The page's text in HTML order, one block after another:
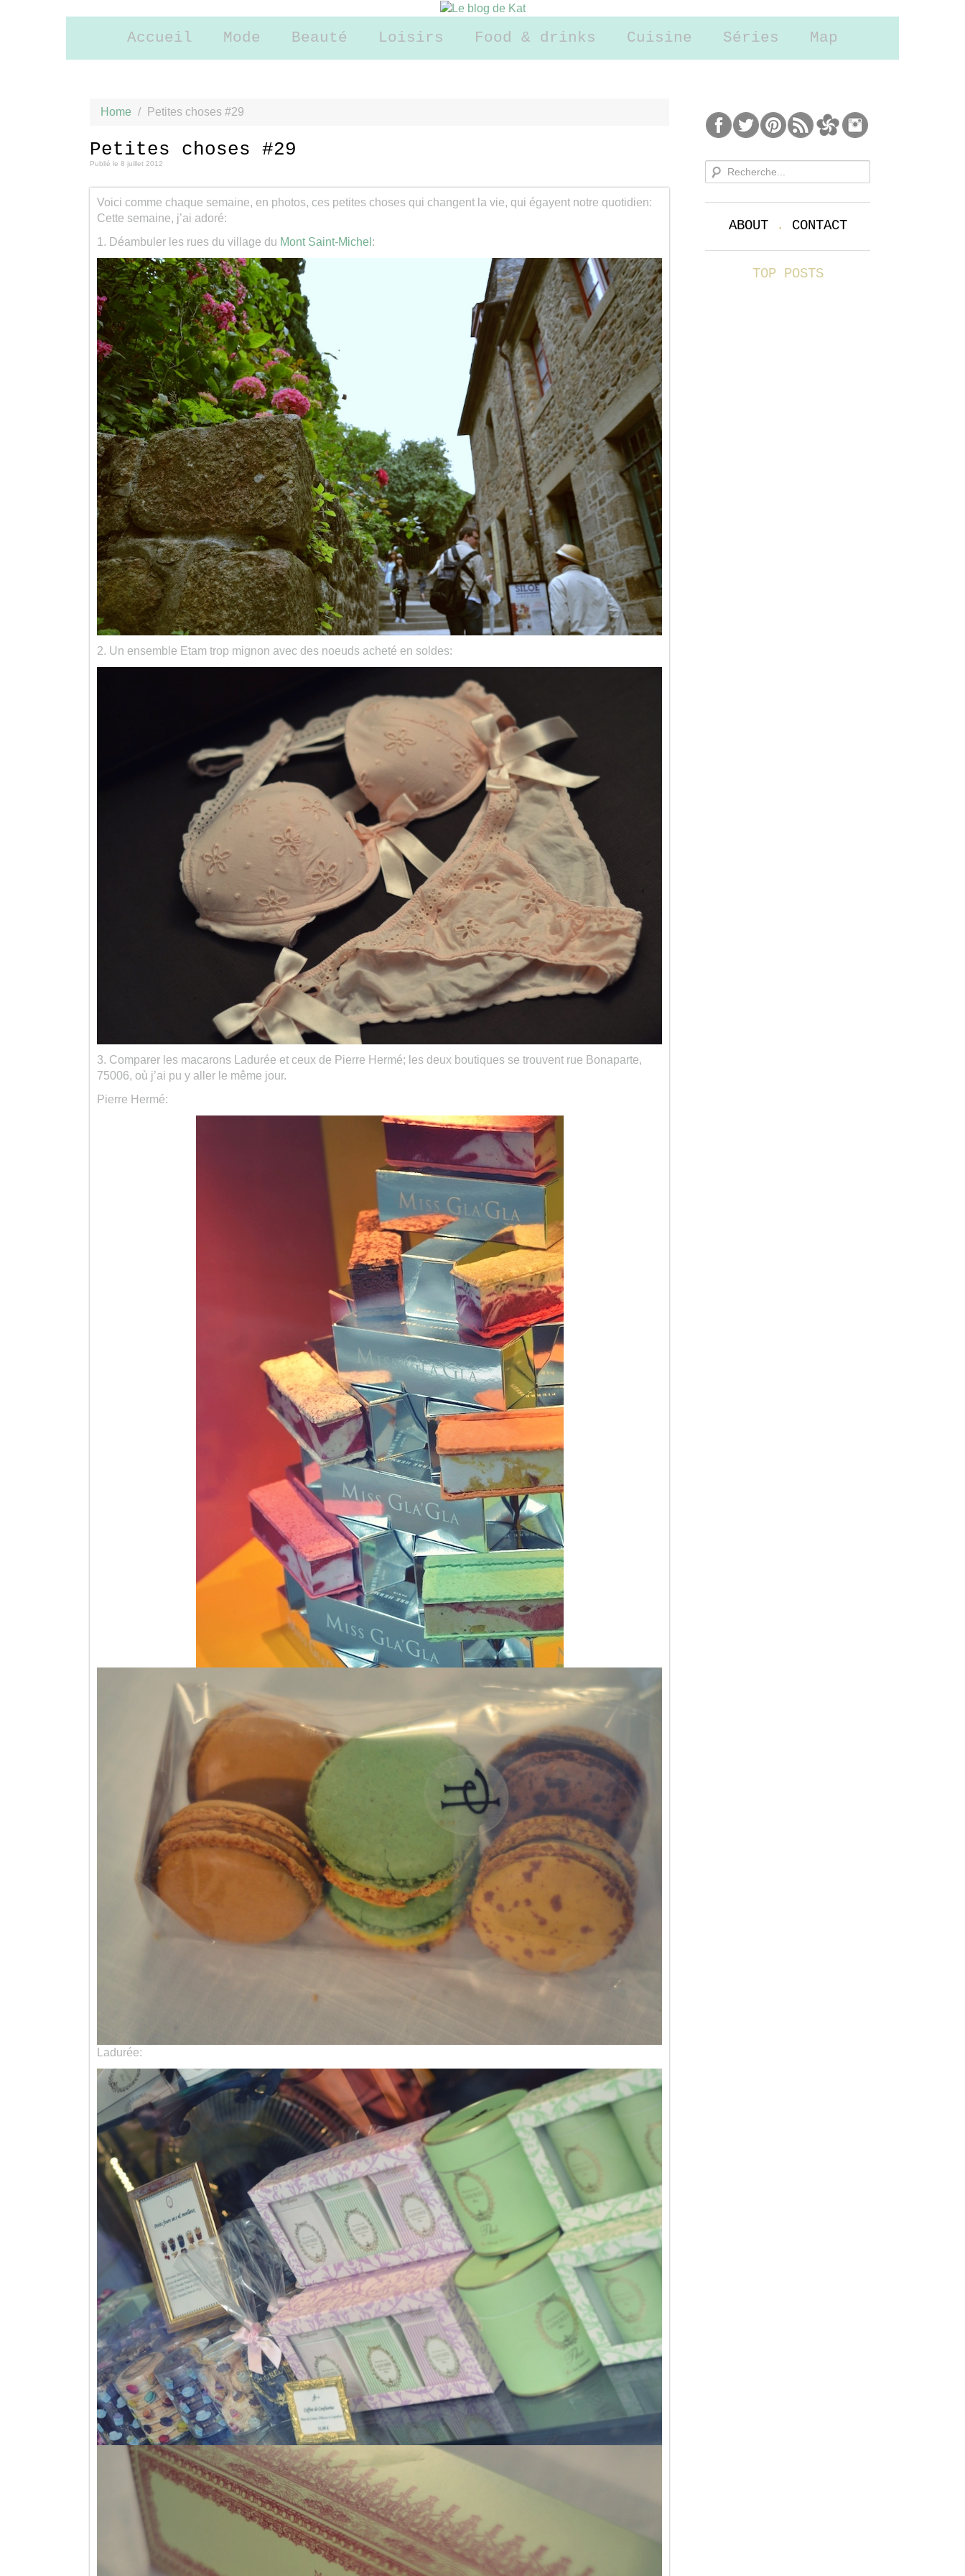
Accueil Mode Beauté Loisirs Food & drinks Cuisine Séries Map
Home / Petites choses #29
Petites choses #29
Publié le 8 juillet 2012
Voici comme chaque semaine, en photos, ces petites choses qui changent la vie, qui égayent notre quotidien:
Cette semaine, j’ai adoré:
1. Déambuler les rues du village du Mont Saint-Michel :
2. Un ensemble Etam trop mignon avec des noeuds acheté en soldes:
3. Comparer les macarons Ladurée et ceux de Pierre Hermé; les deux boutiques se trouvent rue Bonaparte,
75006, où j’ai pu y aller le même jour.
Pierre Hermé:
Ladurée:
ABOUT. CONTACT
TOP POSTS